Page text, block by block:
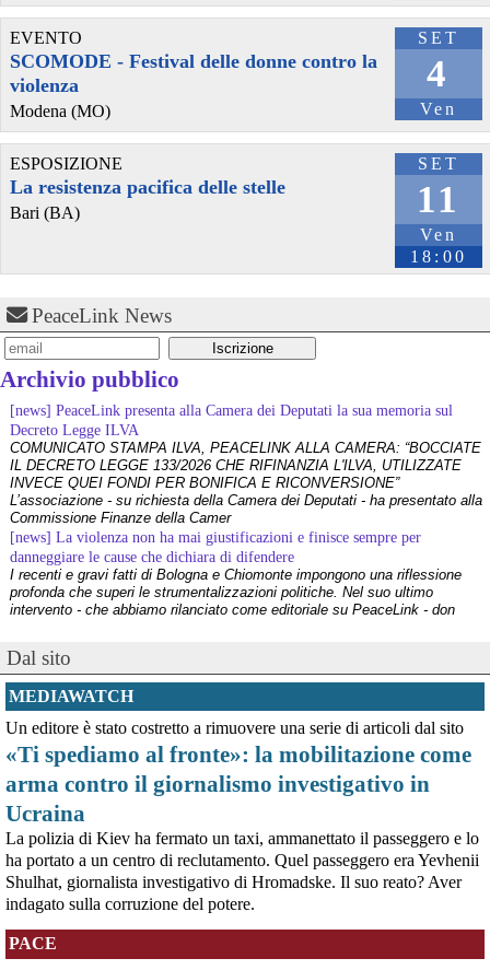
SET
4
Ven
EVENTO
SCOMODE - Festival delle donne contro la
violenza
Modena (MO)
SET
11
Ven
18:00
ESPOSIZIONE
La resistenza pacifica delle stelle
Bari (BA)
PeaceLink News
Archivio pubblico
[news] PeaceLink presenta alla Camera dei Deputati la sua memoria sul
Decreto Legge ILVA
COMUNICATO STAMPA ILVA, PEACELINK ALLA CAMERA: “BOCCIATE
IL DECRETO LEGGE 133/2026 CHE RIFINANZIA L'ILVA, UTILIZZATE
INVECE QUEI FONDI PER BONIFICA E RICONVERSIONE”
L’associazione - su richiesta della Camera dei Deputati - ha presentato alla
Commissione Finanze della Camer
[news] La violenza non ha mai giustificazioni e finisce sempre per
danneggiare le cause che dichiara di difendere
I recenti e gravi fatti di Bologna e Chiomonte impongono una riflessione
profonda che superi le strumentalizzazioni politiche. Nel suo ultimo
intervento - che abbiamo rilanciato come editoriale su PeaceLink - don
[news] ILVA, ora la salute viene prima
PeaceLink: “Una vittoria storica dei cittadini, ora la salute viene prima”
L’associazione PeaceLink esprime il proprio pieno sostegno e la più sentita
gratitudine al gruppo di cittadini e all'associazione Genitori Tarantini che
hanno ottenuto una vittoria storica davan
[news] Victor Jara, catturato l’ultimo dei suoi aguzzini
Víctor Jara, il cantautore dei poveri che sfidò la dittatura cilena con la sua
chitarra A cinquant'anni dal golpe che insanguinò il Cile, la storia di Víctor
Jara continua a risuonare come un inno alla dignità e alla resistenza. La
sua voce, spezzata dalle mani dei carn
[news] La "Breve storia del pacifismo italiano" è stata arricchita con undici
schede introduttive storico-culturali dei vari periodi, dal primo Novecento a
oggi
Siamo felici di annunciarvi un aggiornamento per la nostra "Breve storia del
pacifismo italiano". Il percorso di ricerca e divulgazione si arricchisce oggi
di un nuovo strumento: abbiamo integrato nel testo undici schede
introduttive, dedicate ciascuna a una specifica periodizzazione s
[news] Ucraina, minacce alla redazione di Babel che ha indagato sulle torture
Dal sito
MEDIAWATCH
Un editore è stato costretto a rimuovere una serie di articoli dal sito
«Ti spediamo al fronte»: la mobilitazione come
arma contro il giornalismo investigativo in
Ucraina
La polizia di Kiev ha fermato un taxi, ammanettato il passeggero e lo
ha portato a un centro di reclutamento. Quel passeggero era Yevhenii
Shulhat, giornalista investigativo di Hromadske. Il suo reato? Aver
indagato sulla corruzione del potere.
PACE